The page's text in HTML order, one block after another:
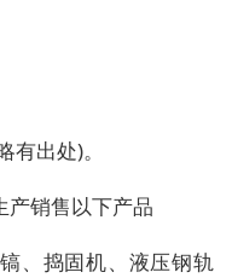
出处)。
产销售以下产品
、捣固机、液压钢轨